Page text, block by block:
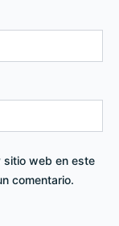
sitio web en este
comentario.